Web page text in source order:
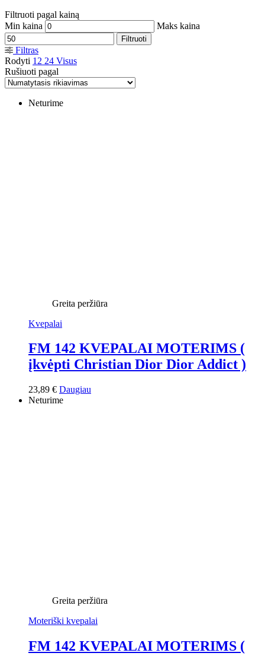
Filtruoti pagal kainą
Min kaina
Maks kaina
Filtruoti
Filtras
Rodyti 12 24 Visus
Rušiuoti pagal
Neturime
Greita peržiūra
Kvepalai
FM 142 KVEPALAI MOTERIMS (
įkvėpti Christian Dior Dior Addict )
23,89 € Daugiau
Neturime
Greita peržiūra
Moteriški kvepalai
FM 142 KVEPALAI MOTERIMS (